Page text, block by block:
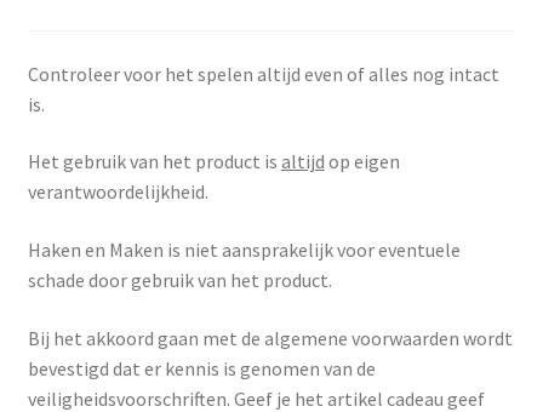
Controleer voor het spelen altijd even of alles nog intact
is.
Het gebruik van het product is altijd op eigen
verantwoordelijkheid.
Haken en Maken is niet aansprakelijk voor eventuele
schade door gebruik van het product.
Bij het akkoord gaan met de algemene voorwaarden wordt
bevestigd dat er kennis is genomen van de
veiligheidsvoorschriften. Geef je het artikel cadeau geef